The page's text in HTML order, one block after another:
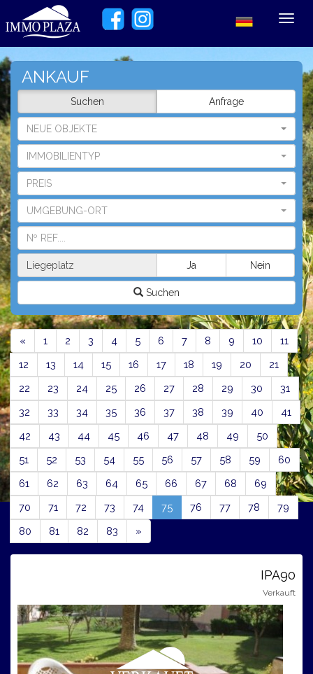
ANKAUF
Suchen Anfrage
NEUE OBJEKTE
IMMOBILIENTYP
PREIS
UMGEBUNG-ORT
Liegeplatz Ja Nein
Suchen
« Previous
1 2 3 4 5 6 7 8 9 10
11
12
13 14 15 16 17 18 19 20
21
22
23 24 25 26 27 28 29 30
31
32
33 34 35 36 37 38 39 40
41
42
43 44 45 46 47 48 49
50
51
52 53 54 55 56 57 58 59
60
61
62 63 64 65 66 67 68
69
70
71 72 73 74 75(current)
76 77 78
79
80
81 82 83 »
IPA90
Verkauft